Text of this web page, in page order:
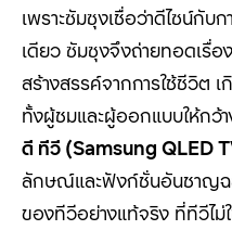
เพราะซัมซุงเชื่อว่าดีไซน์กับ
เดียว ซัมซุงจึงถ่ายทอดเรื่อ
สร้างสรรค์จากการใช้ชีวิต
ทั้งผู้ชมและผู้ออกแบบให้กว้า
ดี ทีวี (Samsung QLED
ลักษณ์และฟังก์ชั่นอันชาญฉ
ของทีวีอย่างแท้จริง ที่ทีวีไม่